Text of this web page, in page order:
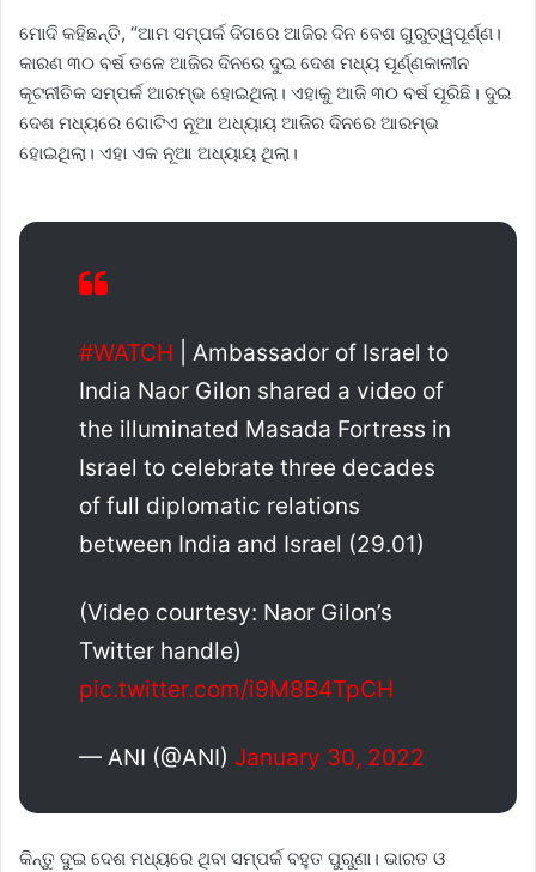
ମୋଦି କହିଛନ୍ତି, “ଆମ ସମ୍ପର୍କ ଦିଗରେ ଆଜିର ଦିନ ବେଶ ଗୁରୁତ୍ୱପୂର୍ଣ୍ଣ।
କାରଣ ୩୦ ବର୍ଷ ତଳେ ଆଜିର ଦିନରେ ଦୁଇ ଦେଶ ମଧ୍ୟ ପୂର୍ଣ୍ଣକାଳୀନ
କୂଟନୀତିକ ସମ୍ପର୍କ ଆରମ୍ଭ ହୋଇଥିଲା। ଏହାକୁ ଆଜି ୩୦ ବର୍ଷ ପୂରିଛି। ଦୁଇ
ଦେଶ ମଧ୍ୟରେ ଗୋଟିଏ ନୂଆ ଅଧ୍ୟାୟ ଆଜିର ଦିନରେ ଆରମ୍ଭ
ହୋଇଥିଲା। ଏହା ଏକ ନୂଆ ଅଧ୍ୟାୟ ଥିଲା।
#WATCH | Ambassador of Israel to
India Naor Gilon shared a video of
the illuminated Masada Fortress in
Israel to celebrate three decades
of full diplomatic relations
between India and Israel (29.01)
(Video courtesy: Naor Gilon’s
Twitter handle)
pic.twitter.com/i9M8B4TpCH
— ANI (@ANI) January 30, 2022
କିନ୍ତୁ ଦୁଇ ଦେଶ ମଧ୍ୟରେ ଥିବା ସମ୍ପର୍କ ବହୁତ ପୁରୁଣା। ଭାରତ ଓ